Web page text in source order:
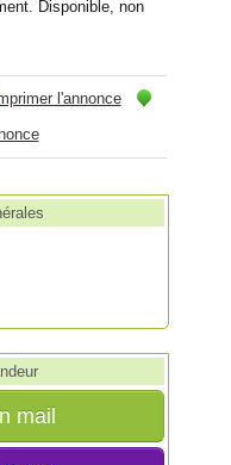
Disponible, non
l'annonce
mail